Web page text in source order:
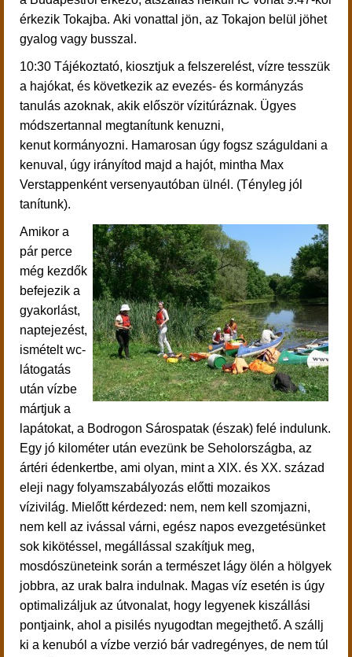
érkezik Tokajba. Aki vonattal jön, az Tokajon belül jöhet
gyalog vagy busszal.
10:30 Tájékoztató, kiosztjuk a felszerelést, vízre tesszük
a hajókat, és következik az evezés- és kormányzás
tanulás azoknak, akik először vízitúráznak. Ügyes
módszertannal megtanítunk kenuzni,
kenut kormányozni. Hamarosan úgy fogsz száguldani a
kenuval, úgy irányítod majd a hajót, mintha Max
Verstappenként versenyautóban ülnél. (Tényleg jól
tanítunk).
Amikor a
pár perce
még kezdők
befejezik a
gyakorlást,
naptejezést,
ismételt wc-
látogatás
után vízbe
mártjuk a
lapátokat, a Bodrogon Sárospatak (észak) felé indulunk.
Egy jó kilométer után evezünk be Seholországba, az
ártéri édenkertbe, ami olyan, mint a XIX. és XX. század
eleji nagy folyamszabályozás előtti mozaikos
vízivilág. Mielőtt kérdezed: nem, nem kell szomjazni,
nem kell az ivással várni, egész napos evezgetésünket
sok kikötéssel, megállással szakítjuk meg,
mosdószüneteink során a természet lágy ölén a hölgyek
jobbra, az urak balra indulnak. Magas víz esetén is úgy
optimalizáljuk az útvonalat, hogy legyenek kiszállási
pontjaink, ahol a pisilés nyugodtan megejthető. A szállj
ki a kenuból a vízbe verzió bár vadregényes, de nem túl